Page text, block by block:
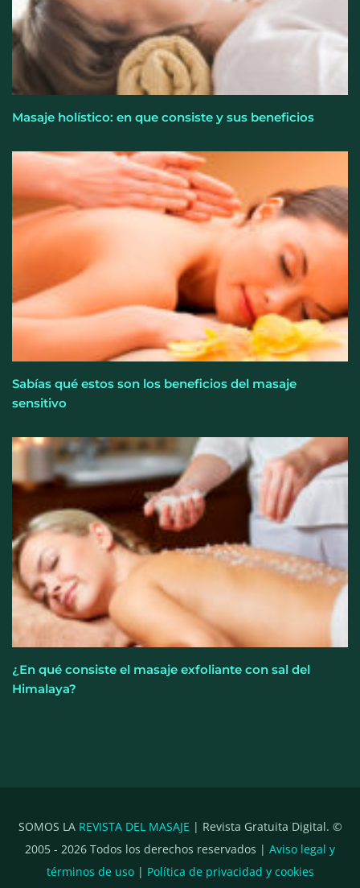
Masaje holístico: en que consiste y sus beneficios
Sabías qué estos son los beneficios del masaje
sensitivo
¿En qué consiste el masaje exfoliante con sal del
Himalaya?
SOMOS LA REVISTA DEL MASAJE | Revista Gratuita Digital. ©
2005 - 2026 Todos los derechos reservados | Aviso legal y
términos de uso| Política de privacidad y cookies